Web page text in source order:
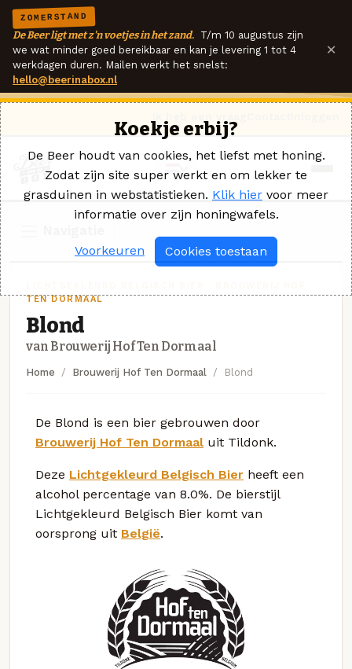
ZOMERSTAND
De Beer ligt met z'n voetjes in het zand. T/m 10 augustus zijn
we wat minder goed bereikbaar en kan je levering 1 tot 4
werkdagen duren. Mailen werkt het snelst:
hello@beerinabox.nl
×
TEN DORMAAL
Blond
van Brouwerij Hof Ten Dormaal
Home Brouwerij Hof Ten Dormaal Blond
De Blond is een bier gebrouwen door
Brouwerij Hof Ten Dormaal uit Tildonk.
Deze Lichtgekleurd Belgisch Bier heeft een
alcohol percentage van 8.0%. De bierstijl
Lichtgekleurd Belgisch Bier komt van
oorsprong uit België.
Koekje erbij?
De Beer houdt van cookies, het liefst met honing.
Zodat zijn site super werkt en om lekker te
grasduinen in webstatistieken. Klik hier voor meer
informatie over zijn honingwafels.
Voorkeuren Cookies toestaan